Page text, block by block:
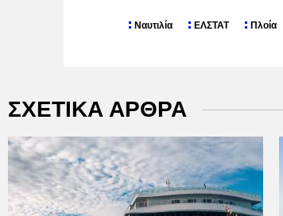
Ναυτιλία ΕΛΣΤΑΤ Πλοία
ΣΧΕΤΙΚΑ ΑΡΘΡΑ